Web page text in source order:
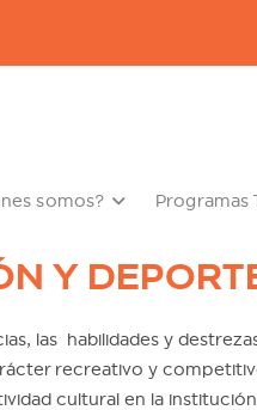
somos? Programas
Y
las habilidades y
recreativo y
cultural en la